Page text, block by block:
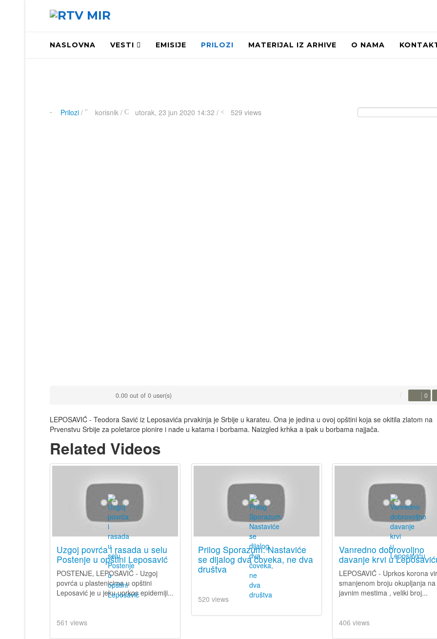
NASLOVNA VESTI EMISIJE PRILOZI MATERIJAL IZ ARHIVE O NAMA
Prilozi/ korisnik / utorak, 23 jun 2020 14:32 / 529 views
0.00 out of 0 user(s) 0
LEPOSAVIĆ - Teodora Savić iz Leposavića prvakinja je Srbije u karateu. Ona je jedina u ovoj opštini koja se okitila zlatom na
Prvenstvu Srbije za poletarce pionire i nade u katama i borbama. Naizgled krhka a ipak u borbama najjača.
Related Videos
Uzgoj povrća i rasada u selu
Postenje u opštini Leposavić
POSTENJE, LEPOSAVIĆ - Uzgoj
povrća u plastenicima u opštini
Leposavić je u jeku uprkos epidemiji...
561 views
Prilog Sporazum: Nastaviće
se dijalog dva čoveka, ne dva
društva
520 views
Vanredno dobrovoljno
davanje krvi u
LEPOSAVIĆ - Uprkos korona
smanjenom broju okupljanja na
javnim mestima , veliki broj...
406 views